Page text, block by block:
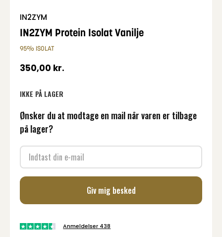
IN2ZYM
IN2ZYM Protein Isolat Vanilje
95% ISOLAT
350,00 kr.
IKKE PÅ LAGER
Ønsker du at modtage en mail når varen er tilbage
på lager?
Giv mig besked
Anmeldelser 438